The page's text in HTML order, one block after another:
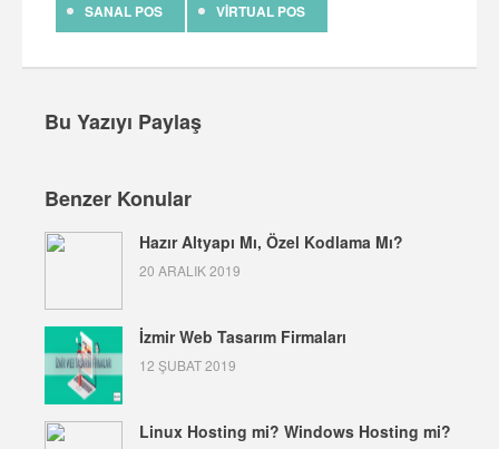
SANAL POS VIRTUAL POS
Bu Yazıyı Paylaş
Benzer Konular
Hazır Altyapı Mı, Özel Kodlama Mı?
20 ARALIK 2019
İzmir Web Tasarım Firmaları
12 ŞUBAT 2019
Linux Hosting mi? Windows Hosting mi?